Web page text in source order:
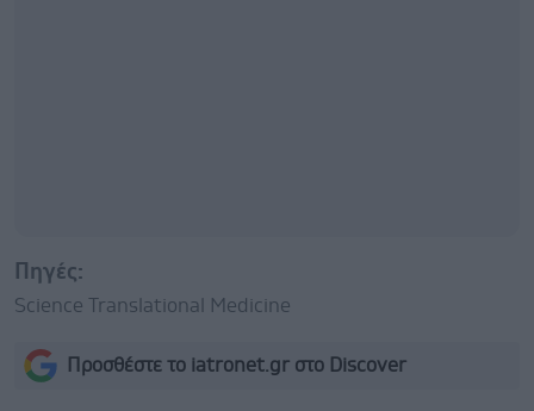
Πηγές:
Science Translational Medicine
Προσθέστε το iatronet.gr στο Discover